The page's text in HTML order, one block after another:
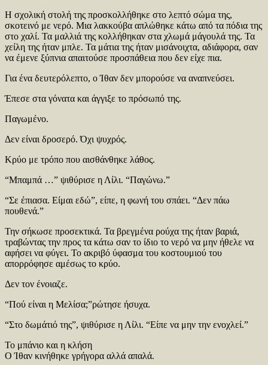
Η σχολική στολή της προσκολλήθηκε στο λεπτό σώμα της,
σκοτεινό με νερό. Μια λακκούβα απλώθηκε κάτω από τα πόδια της
στο χαλί. Τα μαλλιά της κολλήθηκαν στα χλωμά μάγουλά της. Τα
χείλη της ήταν μπλε. Τα μάτια της ήταν μισάνοιχτα, αδιάφορα, σαν
να έμενε ξύπνια απαιτούσε προσπάθεια που δεν είχε πια.
Για ένα δευτερόλεπτο, ο Ίθαν δεν μπορούσε να αναπνεύσει.
Έπεσε στα γόνατα και άγγιξε το πρόσωπό της.
Παγωμένο.
Δεν είναι δροσερό. Όχι ψυχρός.
Κρύο με τρόπο που αισθάνθηκε λάθος.
“Μπαμπά …” ψιθύρισε η Λίλι. “Παγώνω.”
“Σε έπιασα. Είμαι εδώ”, είπε, η φωνή του σπάει. “Δεν πάω
πουθενά.”
Την σήκωσε προσεκτικά. Τα βρεγμένα ρούχα της ήταν βαριά,
τραβώντας την προς τα κάτω σαν το ίδιο το νερό να μην ήθελε να
αφήσει να φύγει. Το ακριβό ύφασμα του κοστουμιού του
απορρόφησε αμέσως το κρύο.
Δεν τον ένοιαζε.
“Πού είναι η Μελίσα;”ρώτησε ήσυχα.
“Στο δωμάτιό της”, ψιθύρισε η Λίλι. “Είπε να μην την ενοχλεί.”
Το μπάνιο και η κλήση
Ο Ίθαν κινήθηκε γρήγορα αλλά απαλά.